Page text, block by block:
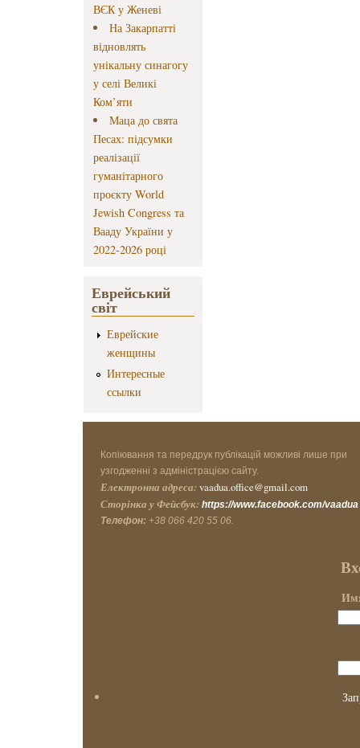
ВЄК у Женеві
На Закарпатті
відновлять
унікальну синагогу
у селі Великі
Ком’яти
Маца до свята
Песах: підсумки
реалізації
гуманітарного
проєкту World
Jewish Congress та
Вааду України у
2022-2026 році
Еврейський
світ
Еврейские
женщины
Интересные
ссылки
Копіювання та передрук публікацій можливі лише при
узгодженні з адміністрацією сайту.
Електронна адреса: vaadua.office@gmail.com
Сторінка у Фейсбук: https://www.facebook.com/vaadua
Телефон: +38 066 420 55 06.